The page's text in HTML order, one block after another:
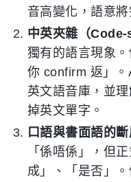
音高變化，語意將
中英夾雜（Code-
獨有的語言現象
你 confirm 返」
英文語音庫，並
掉英文單字。
口語與書面語的斷
「係唔係」，但
成」、「是否」